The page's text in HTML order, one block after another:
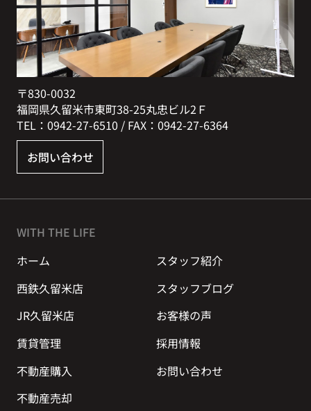
〒830-0032
福岡県久留米市東町38-25丸忠ビル2Ｆ
TEL：0942-27-6510 / FAX：0942-27-6364
お問い合わせ
WITH THE LIFE
ホーム
スタッフ紹介
西鉄久留米店
スタッフブログ
JR久留米店
お客様の声
賃貸管理
採用情報
不動産購入
お問い合わせ
不動産売却